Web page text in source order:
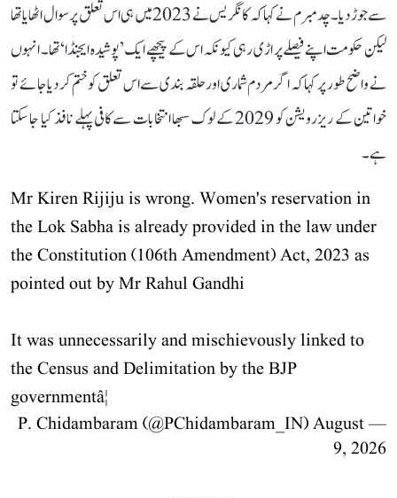
سے جوڑ دیا۔ چدمبرم نے کہا کہ کانگریس نے 2023 میں ہی اس تعلق پر سوال اٹھایا تھا
لیکن حکومت اپنے فیصلے پر اڑی رہی کیونکہ اس کے پیچھے ایک ’پوشیدہ ایجنڈا‘ تھا۔ انہوں
نے واضح طور پر کہا کہ اگر مردم شماری اور حلقہ بندی سے اس تعلق کو ختم کر دیا جائے تو
خواتین کے ریزرویشن کو 2029 کے لوک سبھا انتخابات سے کافی پہلے نافذ کیا جا سکتا
ہے۔
Mr Kiren Rijiju is wrong. Women's reservation in
the Lok Sabha is already provided in the law under
the Constitution (106th Amendment) Act, 2023 as
pointed out by Mr Rahul Gandhi
It was unnecessarily and mischievously linked to
the Census and Delimitation by the BJP
governmentâ¦
— P. Chidambaram (@PChidambaram_IN)
August
9, 2026